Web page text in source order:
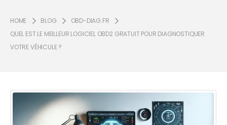
HOME BLOG
OBD-DIAG.FR
QUEL EST LE MEILLEUR LOGICIEL OBD2 GRATUIT POUR DIAGNOSTIQUER
VOTRE VÉHICULE ?